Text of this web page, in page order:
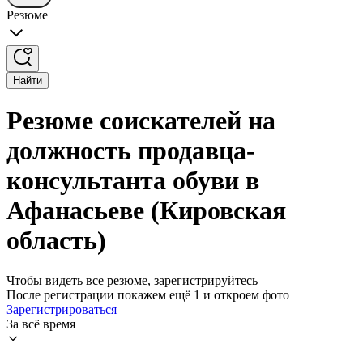
Резюме
Найти
Резюме соискателей на
должность продавца-
консультанта обуви в
Афанасьеве (Кировская
область)
Чтобы видеть все резюме, зарегистрируйтесь
После регистрации покажем ещё 1 и откроем фото
Зарегистрироваться
За всё время